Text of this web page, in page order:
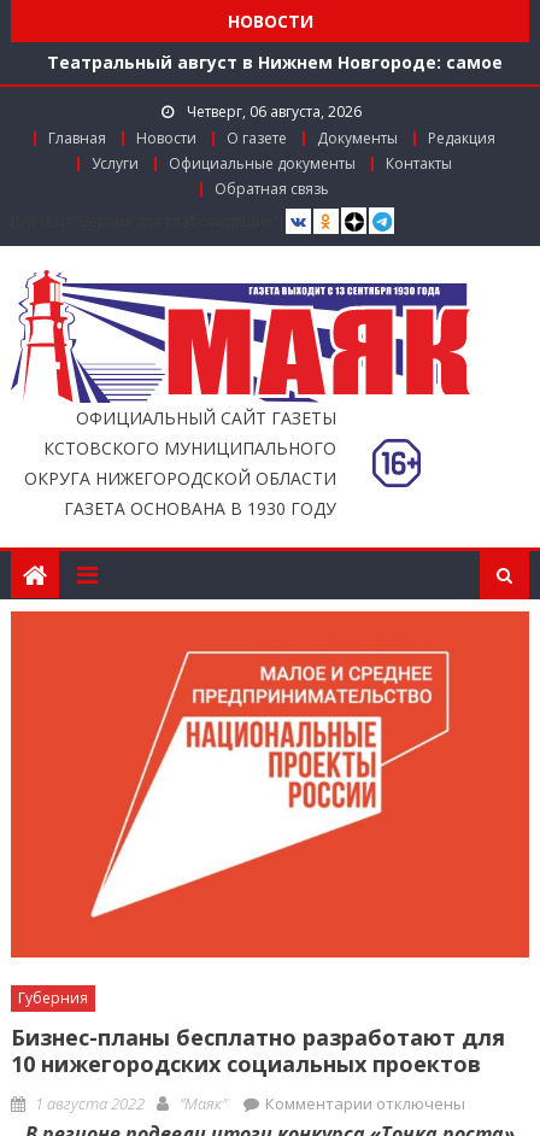
НОВОСТИ
ул. Рождественской: итоги совместной работы
Театральный август в Нижнем Новгороде: самое
время зарядиться искусством!
Доступ к лекарствам по федеральной льготе
Поддержка в региональном грантовом конкурсе
«Драйверы роста»
Заслуженный работник агропромышленного
Мониторинг доступности городской среды на
ул. Рождественской: итоги совместной работы
Четверг, 06 августа, 2026
Главная
Новости О газете Документы
Редакция
Услуги
Официальные документы
Контакты
Обратная связь
ОФИЦИАЛЬНЫЙ САЙТ ГАЗЕТЫ
КСТОВСКОГО МУНИЦИПАЛЬНОГО
ОКРУГА НИЖЕГОРОДСКОЙ ОБЛАСТИ
ГАЗЕТА ОСНОВАНА В 1930 ГОДУ
Губерния
Бизнес-планы бесплатно разработают для
10 нижегородских социальных проектов
Posted
on
1 августа 2022 Author
"Маяк" Комментариик
записи
отключены